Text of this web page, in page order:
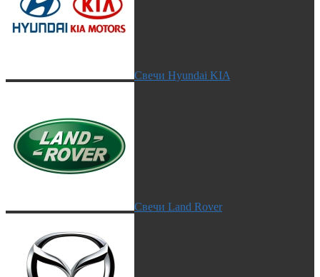
Свечи Hyundai KIA
Свечи Land Rover